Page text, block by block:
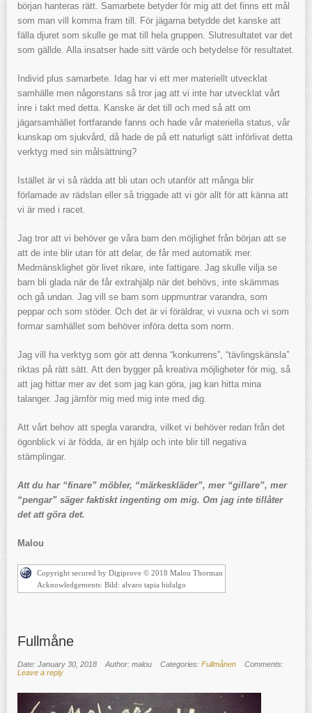
början hanteras rätt. Samarbete betyder för mig att det finns ett mål
som man vill komma fram till. För jägarna betydde det kanske att
fälla djuret som skulle ge mat till hela gruppen. Slutresultatet var det
som gällde. Alla insatser hade sitt värde och betydelse för resultatet.
Individ plus samarbete. Idag har vi ett mer materiellt utvecklat
samhälle men någonstans så tror jag att vi inte har utvecklat vårt
inre i takt med detta. Kanske är det till och med så att om
jägarsamhället fortfarande fanns och hade vår materiella status, vår
kunskap om sjukvård, då hade de på ett naturligt sätt införlivat detta
verktyg med sin målsättning?
Istället är vi så rädda att bli utan och utanför att många blir
förlamade av rädslan eller så triggade att vi gör allt för att känna att
vi är med i racet.
Jag tror att vi behöver ge våra barn den möjlighet från början att se
att de inte blir utan för att delar, de får med automatik mer.
Medmänsklighet gör livet rikare, inte fattigare. Jag skulle vilja se
barn bli glada när de får extrahjälp när det behövs, inte skämmas
och gå undan. Jag vill se barn som uppmuntrar varandra, som
peppar och som stöder. Och det är vi föräldrar, vi vuxna och vi som
formar samhället som behöver införa detta som norm.
Jag vill ha verktyg som gör att denna “konkurrens”, “tävlingskänsla”
riktas på rätt sätt. Att den bygger på kreativa möjligheter för mig, så
att jag hittar mer av det som jag kan göra, jag kan hitta mina
talanger. Jag jämför mig med mig inte med dig.
Att vårt behov att spegla varandra, vilket vi behöver redan från det
ögonblick vi är födda, är en hjälp och inte blir till negativa
stämplingar.
Att du har “finare” möbler, “märkeskläder”, mer “gillare”, mer
“pengar” säger faktiskt ingenting om mig. Om jag inte tillåter
det att göra det.
Malou
Copyright secured by Digiprove © 2018 Malou Thorman
Acknowledgements: Bild: alvaro tapia hidalgo
Fullmåne
Date: January 30, 2018 Author: malou Categories: Fullmånen
Comments:
Leave a reply